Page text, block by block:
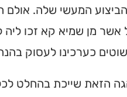
המעשי שלה. אולם
אשר מן שמיא קא זכו ליה
כערכינו לעסוק
הזאת שייכת בהחלט